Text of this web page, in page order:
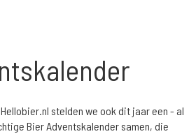
stelden we ook dit jaar een - al
Bier Adventskalender samen, die